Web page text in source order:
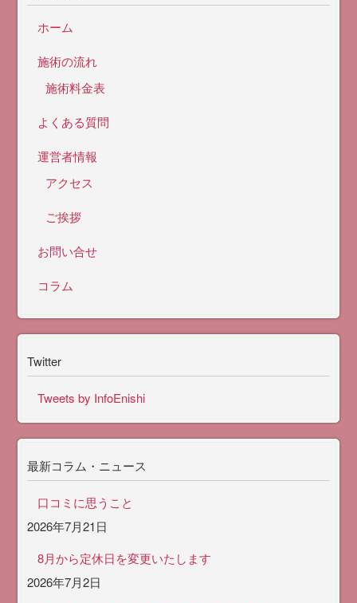
ホーム
施術の流れ
施術料金表
よくある質問
運営者情報
アクセス
ご挨拶
お問い合せ
コラム
Twitter
Tweets by InfoEnishi
最新コラム・ニュース
口コミに思うこと
2026年7月21日
8月から定休日を変更いたします
2026年7月2日